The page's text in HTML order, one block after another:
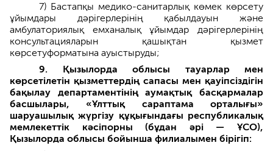
7) Бастапқы медико-санитарлық көмек көрсету
ұйымдары дәрігерлерінің қабылдауын және
амбулаториялық емханалық ұйымдар дәрігерлерінің
консультацияларын қашықтан қызмет
көрсетуформатына ауыстыруды;
9. Қызылорда облысы тауарлар мен
көрсетілетін қызметтердің сапасы мен қауіпсіздігін
бақылау департаментінің аумақтық басқармалар
басшылары, «Ұлттық сараптама орталығы»
шаруашылық жүргізу құқығындағы республикалық
мемлекеттік кәсіпорны (бұдан әрі — ҰСО),
Қызылорда облысы бойынша филиалымен бірігіп: